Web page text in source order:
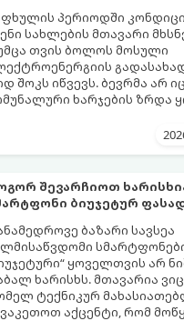
პერიოდში
სახლების მთავარი
თვის ბოლოს მოსული
შოკს იწვევს. ბევრმა არ
ხარჯების ზრდა
მისი არასწორი
რომლებიც
ეკონომიური
ხრიკებს:
შევარჩიოთ
ბიუჯეტურ
ბაზარი სავსეა
ყოველთვის არ
ხარისხს. მთავარია
ტექნიკურ
აქცენტი, რომ